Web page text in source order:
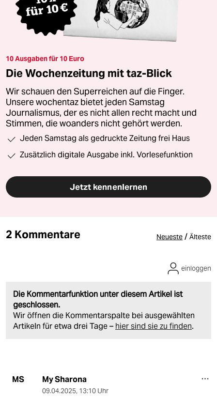
10 Ausgaben für 10 Euro
Die Wochenzeitung mit taz-Blick
Wir schauen den Superreichen auf die Finger.
Unsere wochentaz bietet jeden Samstag
Journalismus, der es nicht allen recht macht und
Stimmen, die woanders nicht gehört werden.
Jeden Samstag als gedruckte Zeitung frei Haus
Zusätzlich digitale Ausgabe inkl. Vorlesefunktion
Jetzt kennenlernen
2 Kommentare Neueste / Älteste
Die Kommentarfunktion unter diesem Artikel ist
geschlossen.
Wir öffnen die Kommentarspalte bei ausgewählten
Artikeln für etwa drei Tage – hier sind sie zu finden.
einloggen
MS My Sharona
09.04.2025, 13:10 Uhr